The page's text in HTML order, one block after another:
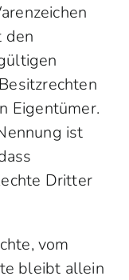
den
Eigentümer.
ist
Dritter
vom
bleibt allein